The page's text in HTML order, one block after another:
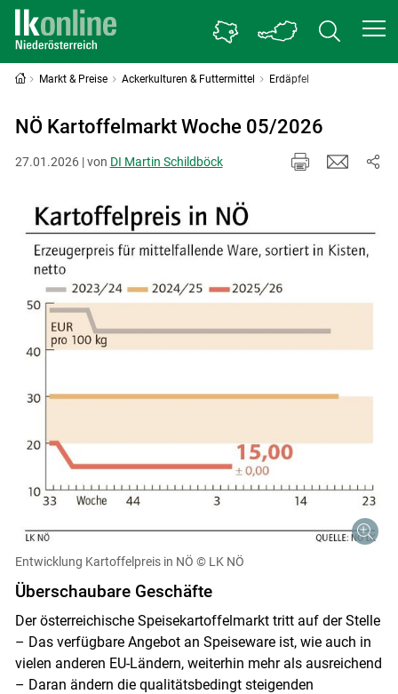
Skip to main content
Markt & Preise Ackerkulturen & Futtermittel Erdäpfel
NÖ Kartoffelmarkt Woche 05/2026
27.01.2026 | von DI Martin Schildböck
Entwicklung Kartoffelpreis in NÖ © LK NÖ
Überschaubare Geschäfte
Der österreichische Speisekartoffelmarkt tritt auf der Stelle
– Das verfügbare Angebot an Speiseware ist, wie auch in
vielen anderen EU-Ländern, weiterhin mehr als ausreichend
– Daran ändern die qualitätsbedingt steigenden